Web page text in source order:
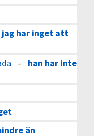
jag har inget att
– han har inte
än